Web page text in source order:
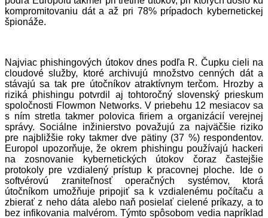
kompromitovaniu dát a až pri 78% prípadoch kybernetickej
špionáže.
Najviac phishingových útokov dnes podľa R. Čupku cieli na
cloudové služby, ktoré archivujú množstvo cenných dát a
stávajú sa tak pre útočníkov atraktívnym terčom. Hrozby a
riziká phishingu potvrdil aj tohtoročný slovenský prieskum
spoločnosti Flowmon Networks. V priebehu 12 mesiacov sa
s ním stretla takmer polovica firiem a organizácií verejnej
správy. Sociálne inžinierstvo považujú za najväčšie riziko
pre najbližšie roky takmer dve pätiny (37 %) respondentov.
Europol upozorňuje, že okrem phishingu používajú hackeri
na zosnovanie kybernetických útokov čoraz častejšie
protokoly pre vzdialený prístup k pracovnej ploche. Ide o
softvérovú zraniteľnosť operačných systémov, ktorá
útočníkom umožňuje pripojiť sa k vzdialenému počítaču a
zbierať z neho dáta alebo naň posielať cielené príkazy, a to
bez infikovania malvérom. Týmto spôsobom vedia napríklad